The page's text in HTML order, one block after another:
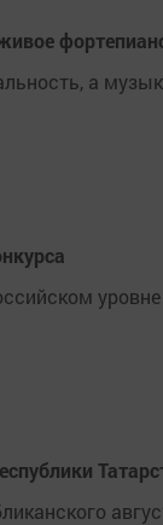
а
уровне